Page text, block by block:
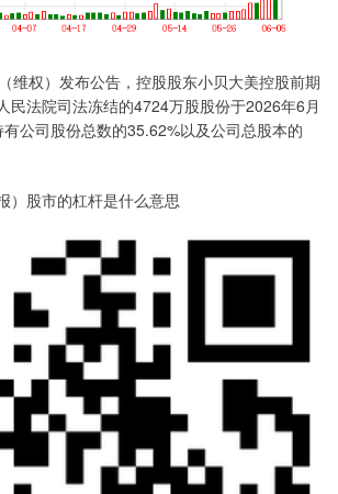
权）发布公告，控股股东小贝大美控股前期
民法院司法冻结的4724万股股份于2026年6月
公司股份总数的35.62%以及公司总股本的
）股市的杠杆是什么意思